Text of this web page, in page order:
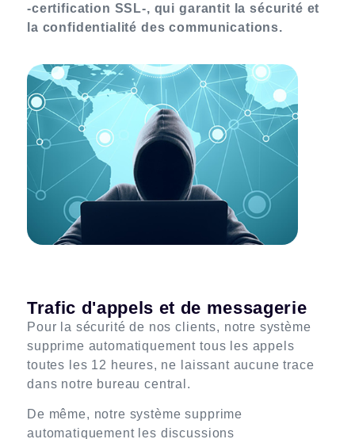
-certification SSL-, qui garantit la sécurité et
la confidentialité des communications.
Trafic d'appels et de messagerie
Pour la sécurité de nos clients, notre système
supprime automatiquement tous les appels
toutes les 12 heures, ne laissant aucune trace
dans notre bureau central.
De même, notre système supprime
automatiquement les discussions